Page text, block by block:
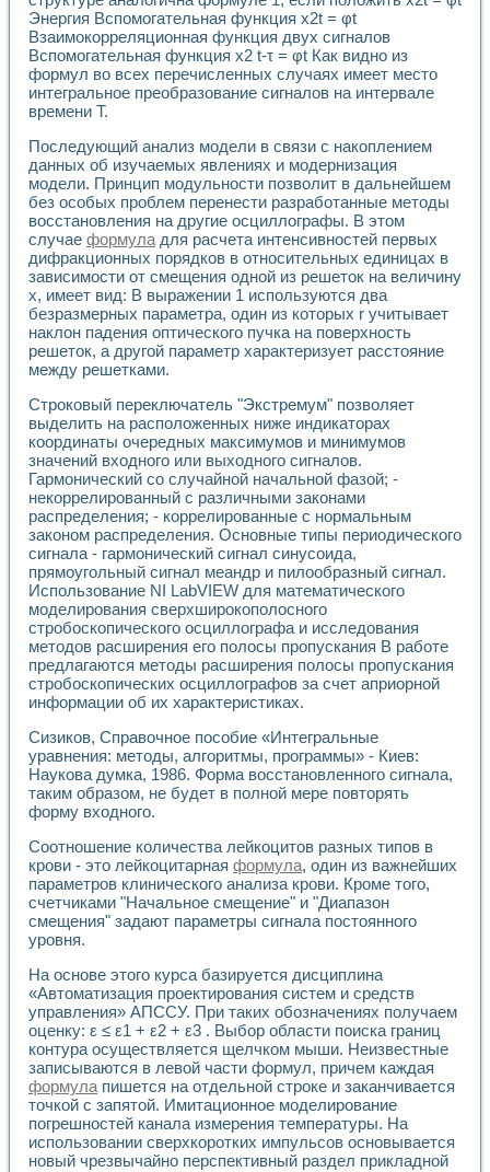
Управление роботом ТУР-10 средствами LabVIEW
Аппаратно-программный комплекс для исследования
Автоматизированный дистанционный лабораторный
Исследование возможности реставрации одномерных
Использование технологий NATIONAL INSTRUMENTS в
Виртуальная система поддержки принимаемых решений в
Преемственность дисциплин «Моделирование систем» и
Универсальный стенд для исследования электрических
Лабораторные практикумы по информационно-
Виртуальный измеритель частотных характеристик на
Лабораторный практикум по основам теории Коммутации
Разработка виртуальной лабораторной работы
Виртуальные практикумы по электротехнике в среде
Из опыта внедрения в рамках национального проекта
Исследование эффективности решателей
Опыт разработки LabVIEW лабораторных практикумов
Проблемы повышения качества образования и
Развитие LabVIEW лабораторного практикума по
Разработка виртуальной лаборатории по электротехнике
Усовершенствованные алгоритмы частотного анализа
Об опыте работы учебного центра «Технологии
Технологии NI в магистерской программе «Прикладная
Система диагностики двигателей постоянного тока
Автоматизированный стенд формирования
Лабораторный практикум по курсу ИИС на базе
Партнеры
Академические и отраслевые институты
Учебные заведения
Бизнес
Контакты
Энергия Вспомогательная функция x2t = φt
Взаимокорреляционная функция двух сигналов
Вспомогательная функция x2 t-τ = φt Как видно из
формул во всех перечисленных случаях имеет место
интегральное преобразование сигналов на интервале
времени Т.
Последующий анализ модели в связи с накоплением
данных об изучаемых явлениях и модернизация
модели. Принцип модульности позволит в дальнейшем
без особых проблем перенести разработанные методы
восстановления на другие осциллографы. В этом
случае формуладля расчета интенсивностей первых
дифракционных порядков в относительных единицах в
зависимости от смещения одной из решеток на величину
х, имеет вид: В выражении 1 используются два
безразмерных параметра, один из которых r учитывает
наклон падения оптического пучка на поверхность
решеток, а другой параметр характеризует расстояние
между решетками.
Строковый переключатель "Экстремум" позволяет
выделить на расположенных ниже индикаторах
координаты очередных максимумов и минимумов
значений входного или выходного сигналов.
Гармонический со случайной начальной фазой; -
некоррелированный с различными законами
распределения; - коррелированные с нормальным
законом распределения. Основные типы периодического
сигнала - гармонический сигнал синусоида,
прямоугольный сигнал меандр и пилообразный сигнал.
Использование NI LabVIEW для математического
моделирования сверхширокополосного
стробоскопического осциллографа и исследования
методов расширения его полосы пропускания В работе
предлагаются методы расширения полосы пропускания
стробоскопических осциллографов за счет априорной
информации об их характеристиках.
Сизиков, Справочное пособие «Интегральные
уравнения: методы, алгоритмы, программы» - Киев:
Наукова думка, 1986. Форма восстановленного сигнала,
таким образом, не будет в полной мере повторять
форму входного.
Соотношение количества лейкоцитов разных типов в
крови - это лейкоцитарная формула, один из важнейших
параметров клинического анализа крови. Кроме того,
счетчиками "Начальное смещение" и "Диапазон
смещения" задают параметры сигнала постоянного
уровня.
На основе этого курса базируется дисциплина
«Автоматизация проектирования систем и средств
управления» АПССУ. При таких обозначениях получаем
оценку: ε ≤ ε1 + ε2 + ε3 . Выбор области поиска границ
контура осуществляется щелчком мыши. Неизвестные
записываются в левой части формул, причем каждая
формулапишется на отдельной строке и заканчивается
точкой с запятой. Имитационное моделирование
погрешностей канала измерения температуры. На
использовании сверхкоротких импульсов основывается
новый чрезвычайно перспективный раздел прикладной